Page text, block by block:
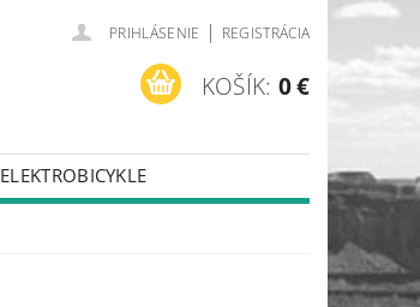
PRIHLÁSENIE | REGISTRÁCIA
KOŠÍK: 0 €
ELEKTROBICYKLE